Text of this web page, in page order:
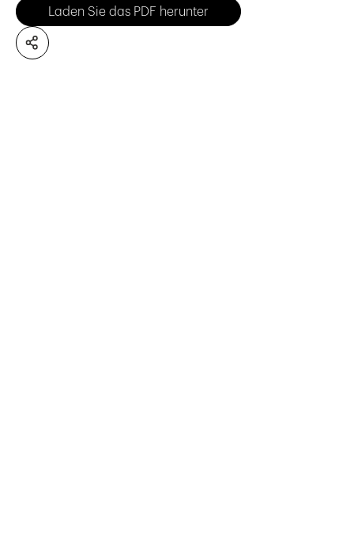
Laden Sie das PDF herunter